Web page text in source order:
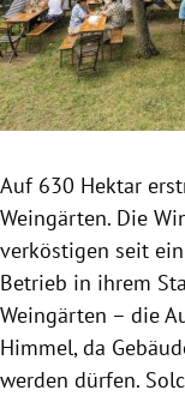
Untermenü
Untermenü
Untermenü
Untermenü
Auf 630 Hektar
Weingärten. Die
verköstigen seit
Betrieb in ihrem
Weingärten – die
Himmel, da
werden dürfen.